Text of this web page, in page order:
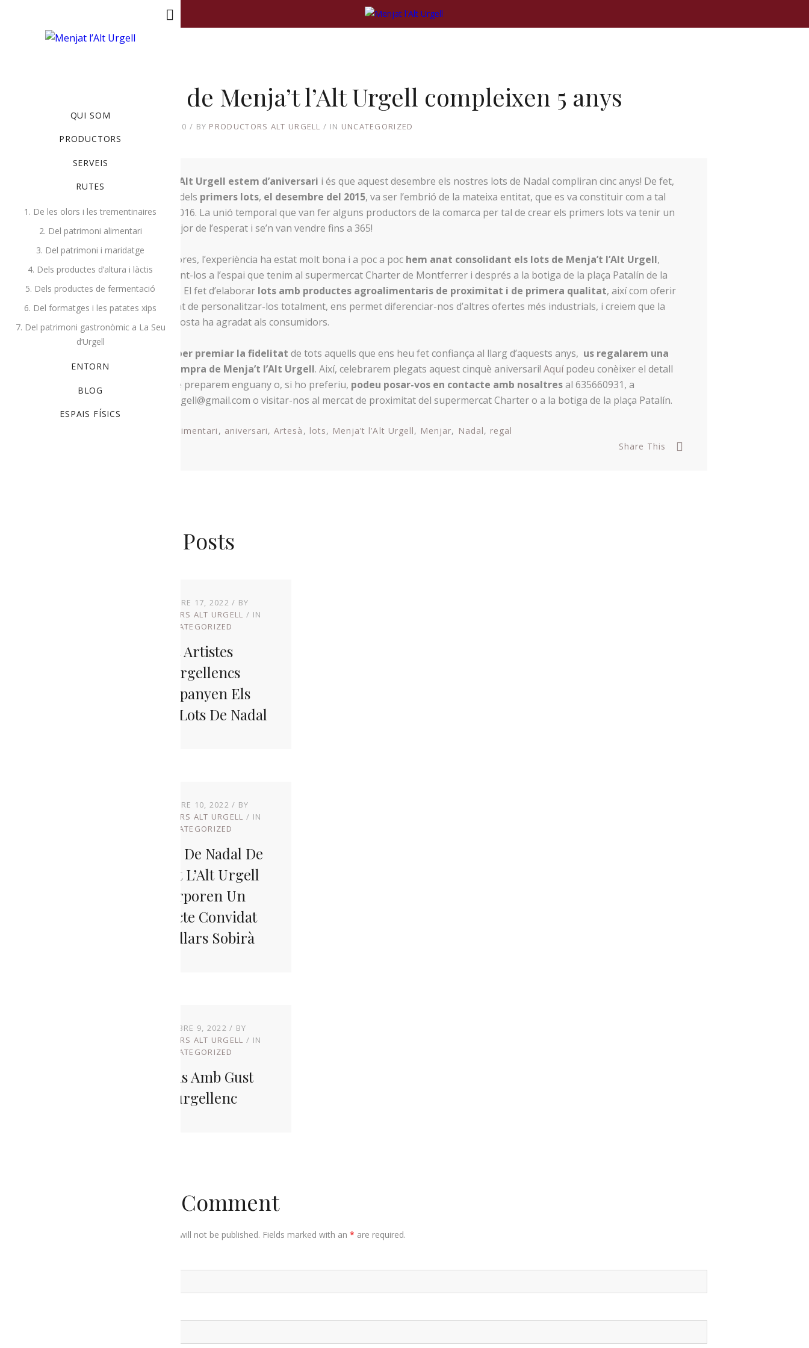
QUI SOM
PRODUCTORS
SERVEIS
RUTES
1. De les olors i les trementinaires
2. Del patrimoni alimentari
3. Del patrimoni i maridatge
4. Dels productes d’altura i làctis
5. Dels productes de fermentació
6. Del formatges i les patates xips
7. Del patrimoni gastronòmic a La Seu
d’Urgell
ENTORN
BLOG
ESPAIS FÍSICS
Els lots de Menja’t l’Alt Urgell compleixen 5 anys
NOVEMBRE 21, 2020 BY PRODUCTORS ALT URGELL IN UNCATEGORIZED
A Menja’t l’Alt Urgell estem d’aniversari i és que aquest desembre els nostres lots de Nadal compliran cinc anys! De fet,
l’elaboració dels primers lots, el desembre del 2015, va ser l’embrió de la mateixa entitat, que es va constituir com a tal
l’agost del 2016. La unió temporal que van fer alguns productors de la comarca per tal de crear els primers lots va tenir un
èxit molt major de l’esperat i se’n van vendre fins a 365!
Des d’aleshores, l’experiència ha estat molt bona i a poc a poc hem anat consolidant els lots de Menja’t l’Alt Urgell,
primer venent-los a l’espai que tenim al supermercat Charter de Montferrer i després a la botiga de la plaça Patalín de la
Seu d’Urgell. El fet d’elaborar lots amb productes agroalimentaris de proximitat i de primera qualitat, així com oferir
la possibilitat de personalitzar-los totalment, ens permet diferenciar-nos d’altres ofertes més industrials, i creiem que la
nostra proposta ha agradat als consumidors.
per premiar la fidelitat de tots aquells que ens heu fet confiança al llarg d’aquests anys, us regalarem una
bossa de compra de Menja’t l’Alt Urgell. Així, celebrarem plegats aquest cinquè aniversari! Aquípodeu conèixer el detall
dels lots que preparem enguany o, si ho preferiu, podeu posar-vos en contacte amb nosaltresal 635660931, a
menjatlalturgell@gmail.com o visitar-nos al mercat de proximitat del supermercat Charter o a la botiga de la plaça Patalín.
Agroalimentari aniversari Artesà lots Menja’t l’Alt Urgell Menjar Nadal
regal
Share This
Related Posts
NOVEMBRE 17, 2022
BY
PRODUCTORS ALT URGELL
IN
UNCATEGORIZED
Set Artistes
Alturgellencs
Acompanyen Els
Nostres Lots De Nadal
NOVEMBRE 10, 2022
BY
PRODUCTORS ALT URGELL
IN
UNCATEGORIZED
Els Lots De Nadal De
Menja’t L’Alt Urgell
Incorporen Un
Producte Convidat
Del Pallars Sobirà
NOVEMBRE 9, 2022
BY
PRODUCTORS ALT URGELL
IN
UNCATEGORIZED
Brindis Amb Gust
Alturgellenc
Leave a Comment
Your email address will not be published. Fields marked with an * are required.